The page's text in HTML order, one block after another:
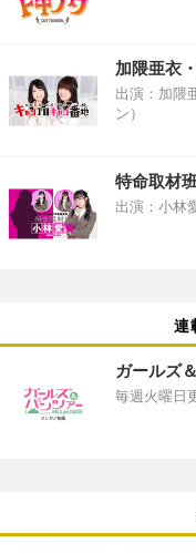
加隈亜衣
出演：加隈
ン）
特命取材
出演：小林
連
ガールズ
毎週火曜日